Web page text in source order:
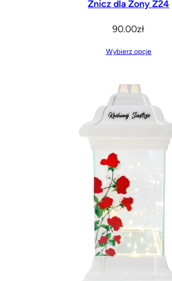
Znicz dla Żony Z24
90.00zł
Wybierz opcje